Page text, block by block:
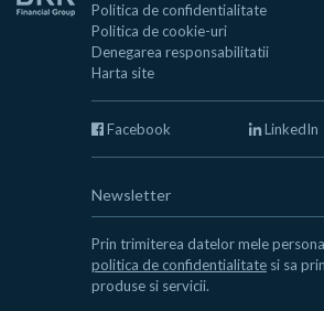
Politica de confidentialitate
Politica de cookie-uri
Denegarea responsabilitatii
Harta site
Facebook LinkedIn
Newsletter
Prin trimiterea datelor mele
politica de confidentialitate si sa
produse si servicii.